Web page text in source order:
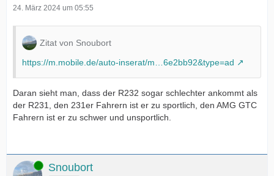
24. März 2024 um 05:55
Zitat von Snoubort
https://m.mobile.de/auto-inserat/m…6e2bb92&type=ad
Daran sieht man, dass der R232 sogar schlechter ankommt als
der R231, den 231er Fahrern ist er zu sportlich, den AMG GTC
Fahrern ist er zu schwer und unsportlich.
Online Snoubort